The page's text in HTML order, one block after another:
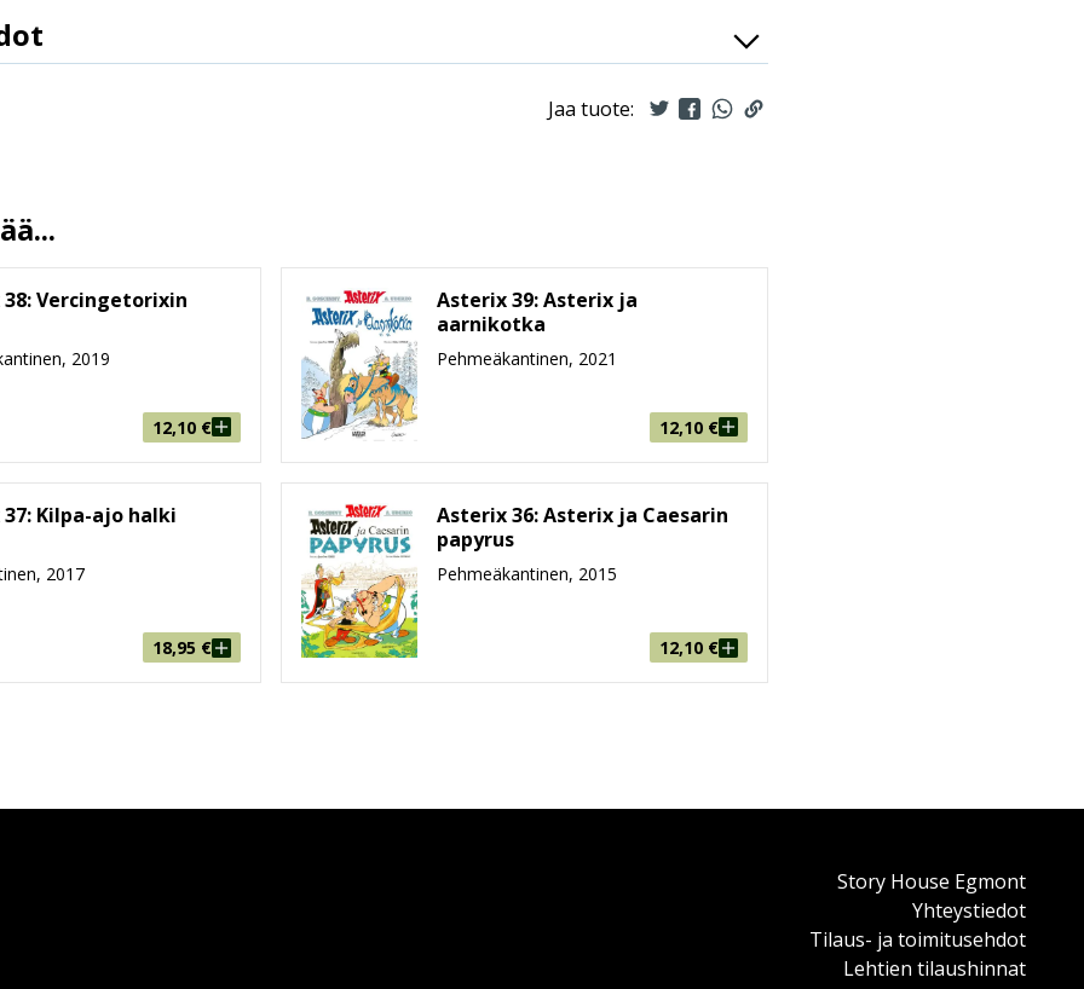
9789523340053
48
217 mm * 284 mm * 4 mm
166g
Jaa tuote:
Vercingetorixin
2019
12,10 €
Asterix 39: Asterix ja
aarnikotka
Pehmeäkantinen, 2021
12,10 €
Kilpa-ajo halki
2017
18,95 €
Asterix 36: Asterix ja Caesarin
papyrus
Pehmeäkantinen, 2015
12,10 €
Story House Egmont
Yhteystiedot
Tilaus- ja toimitusehdot
Lehtien tilaushinnat